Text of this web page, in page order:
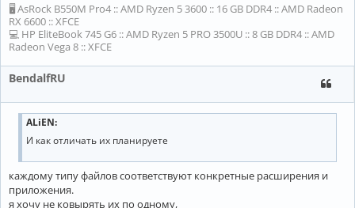
🖥 AsRock B550M Pro4 :: AMD Ryzen 5 3600 :: 16 GB DDR4 :: AMD Radeon
RX 6600 :: XFCE
💻 HP EliteBook 745 G6 :: AMD Ryzen 5 PRO 3500U :: 8 GB DDR4 :: AMD
Radeon Vega 8 :: XFCE
BendalfRU
ALiEN:
И как отличать их планируете
каждому типу файлов соответствуют конкретные расширения и
приложения.
я хочу не ковырять их по одному,